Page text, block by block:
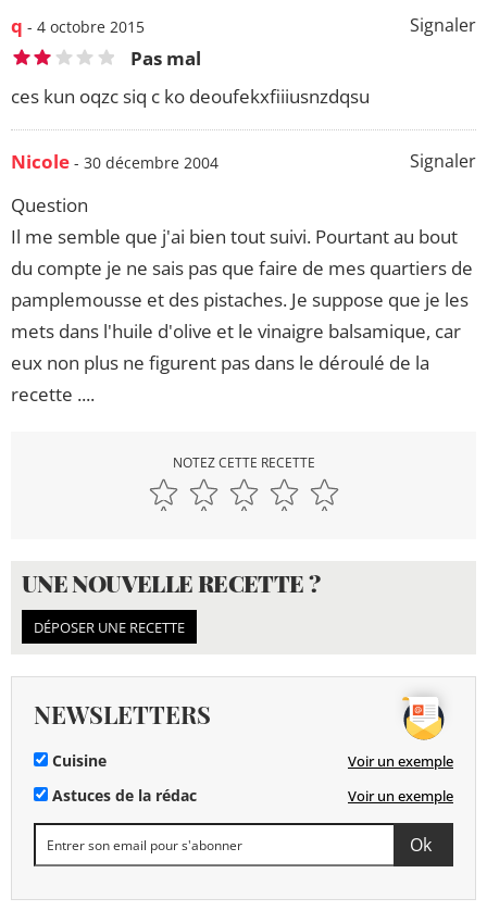
Signaler
q - 4 octobre 2015
Pas mal
ces kun oqzc siq c ko deoufekxfiiiusnzdqsu
Signaler
Nicole - 30 décembre 2004
Question
Il me semble que j'ai bien tout suivi. Pourtant au bout
du compte je ne sais pas que faire de mes quartiers de
pamplemousse et des pistaches. Je suppose que je les
mets dans l'huile d'olive et le vinaigre balsamique, car
eux non plus ne figurent pas dans le déroulé de la
recette ....
NOTEZ CETTE RECETTE
UNE NOUVELLE RECETTE ?
DÉPOSER UNE RECETTE
NEWSLETTERS
Cuisine Voir un exemple
Astuces de la rédac Voir un exemple